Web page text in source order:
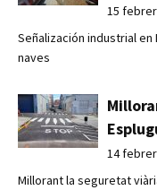
15
Señalización industrial en
naves
14
Millorant la seguretat